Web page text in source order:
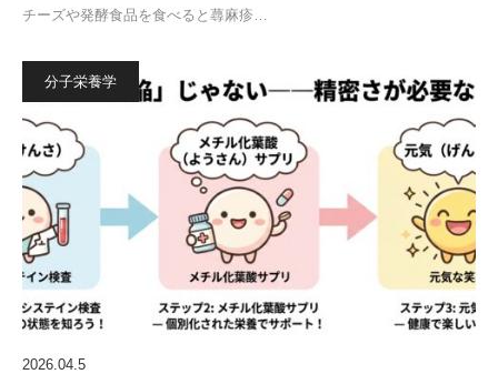
チーズや発酵食品を食べると蕁麻疹…
分子栄養学
2026.04.5